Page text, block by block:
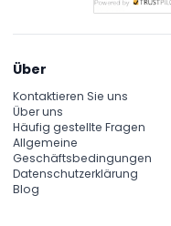
Über
Kontaktieren Sie uns
Über uns
Häufig gestellte Fragen
Allgemeine
Geschäftsbedingungen
Datenschutzerklärung
Blog